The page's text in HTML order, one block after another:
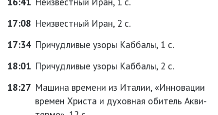
17:08 Неизвестный Иран, 2 с.
17:34 Причудливые узоры Каббалы, 1 с.
18:01 Причудливые узоры Каббалы, 2 с.
18:27 Машина времени из Италии, «Инновации
времен Христа и духовная обитель Акви-